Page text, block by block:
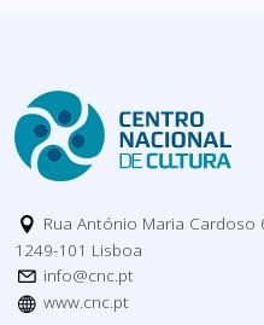
Rua António Maria Cardoso
1249-101 Lisboa
info@cnc.pt
www.cnc.pt